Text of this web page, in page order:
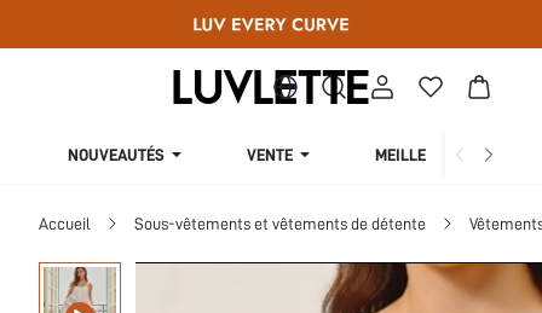
NOUVEAUTÉS VENTE MEILLEURES VENTES
Accueil Sous-vêtements et vêtements de détente